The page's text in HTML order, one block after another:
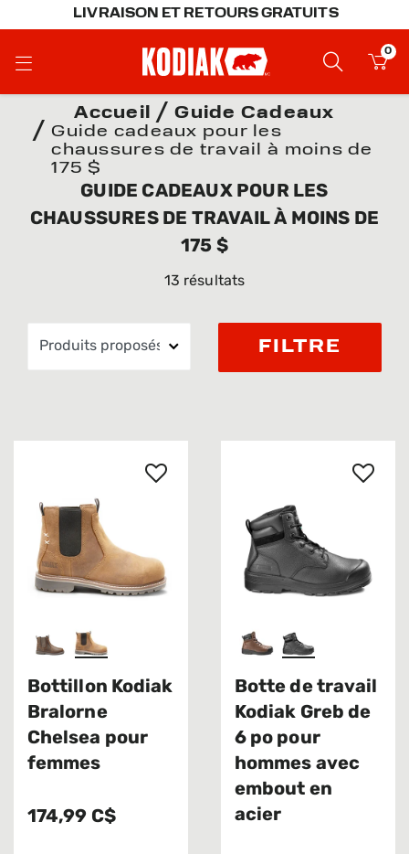
LIVRAISON ET RETOURS GRATUITS
0
Accueil
Guide Cadeaux
Guide cadeaux pour les
chaussures de travail à moins de
175 $
GUIDE CADEAUX POUR LES
CHAUSSURES DE TRAVAIL À MOINS DE
175 $
13 résultats
FILTRE
Bottillon Kodiak
Bralorne
Chelsea pour
femmes
174,99 C$
Botte de travail
Kodiak Greb de
6 po pour
hommes avec
embout en
acier